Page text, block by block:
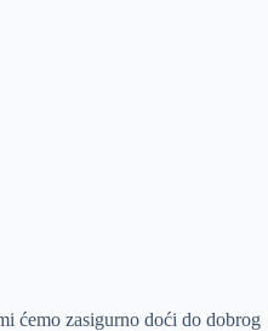
ćemo zasigurno doći do dobrog